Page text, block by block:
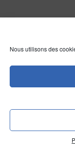
Nous utilisons des
La revue de
18 mars
LIRE PLUS→
Vietnam